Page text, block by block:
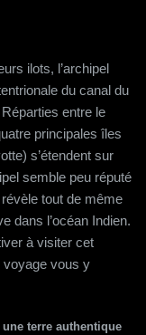
ilots, l’archipel
du canal du
entre le
principales îles
s’étendent sur
semble peu réputé
tout de même
dans l’océan Indien.
à visiter cet
voyage vous y
terre authentique